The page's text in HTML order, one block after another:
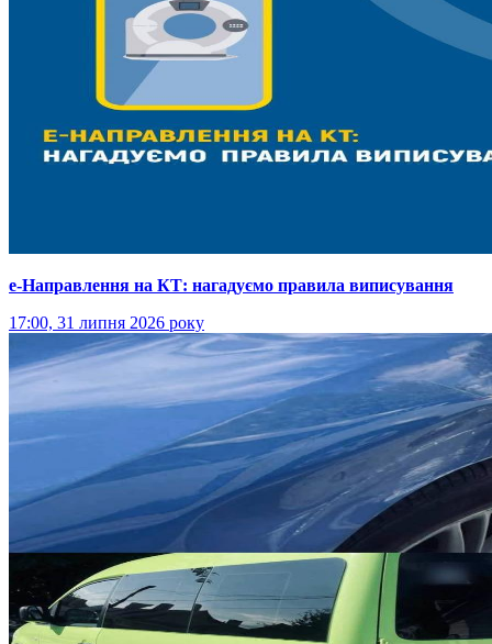
е-Направлення на КТ: нагадуємо правила виписування
17:00, 31 липня 2026 року